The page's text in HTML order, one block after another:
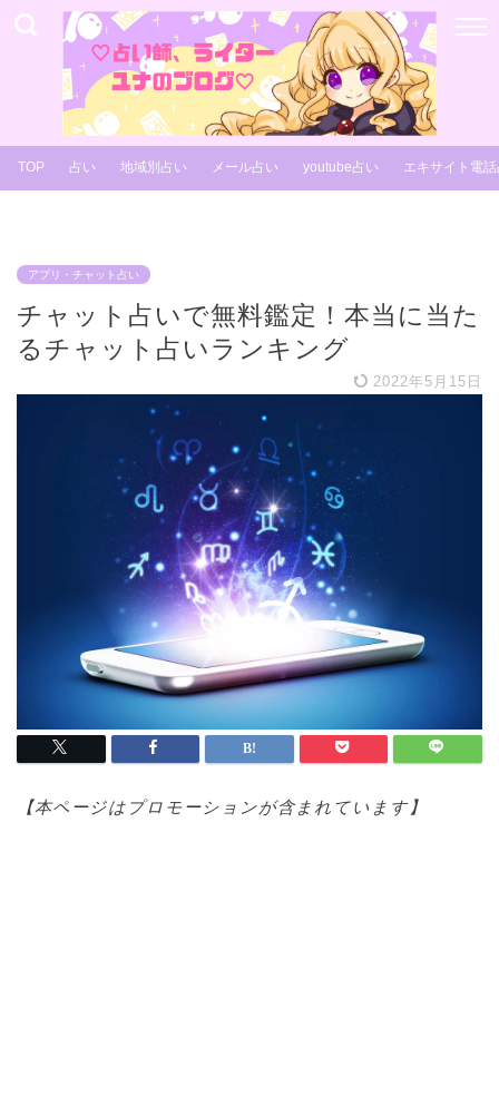
TOP 占い 地域別占い メール占い youtube占い エキサイト電
アプリ・チャット占い
チャット占いで無料鑑定！本当に当た
るチャット占いランキング
2022年5月15日
【本ページはプロモーションが含まれています】